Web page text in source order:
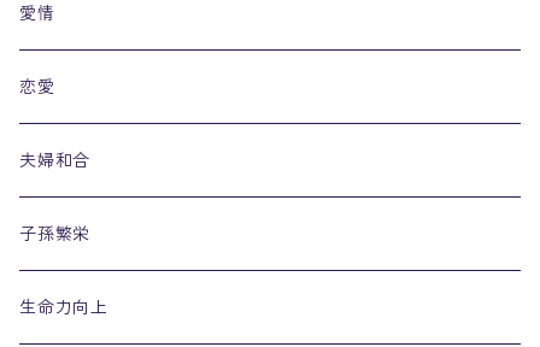
愛情
恋愛
夫婦和合
子孫繁栄
生命力向上